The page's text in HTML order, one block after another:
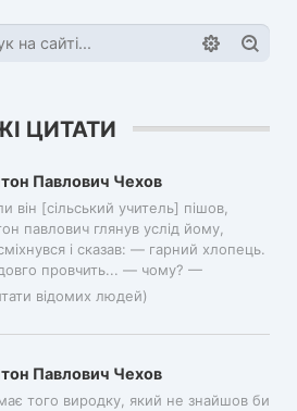
ЦИТАТИ
Павлович Чехов
він [сільський учитель] пішов,
павлович глянув услід йому,
і сказав: — гарний хлопець.
провчить... — чому? —
відомих людей)
Павлович Чехов
того виродку, який не знайшов би